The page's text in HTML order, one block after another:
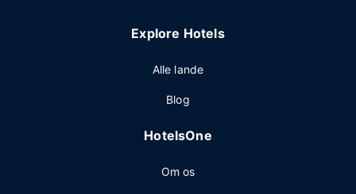
Explore Hotels
Alle lande
Blog
HotelsOne
Om os